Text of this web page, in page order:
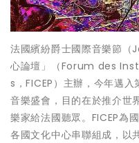
法國繽紛爵士國際音樂節
心論壇」（Forum des
s，FICEP）主辦，今年邁
音樂盛會，目的在於推介世
樂家給法國聽眾。FICEP為
各國文化中心串聯組成，以